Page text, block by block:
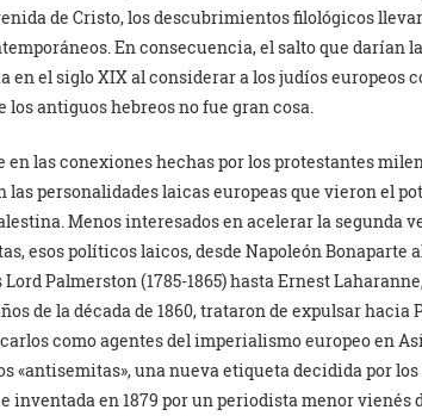
de Cristo, los descubrimientos filológicos
En consecuencia, el salto que darían
en el siglo XIX al considerar a los judíos europeos
los antiguos hebreos no fue gran cosa.
en las conexiones hechas por los protestantes
las personalidades laicas europeas que vieron el
Menos interesados en acelerar la segunda
esos políticos laicos, desde Napoleón Bonaparte
Palmerston (1785-1865) hasta Ernest
de la década de 1860, trataron de expulsar hacia
como agentes del imperialismo europeo en
«antisemitas», una nueva etiqueta decidida por
inventada en 1879 por un periodista menor vienés